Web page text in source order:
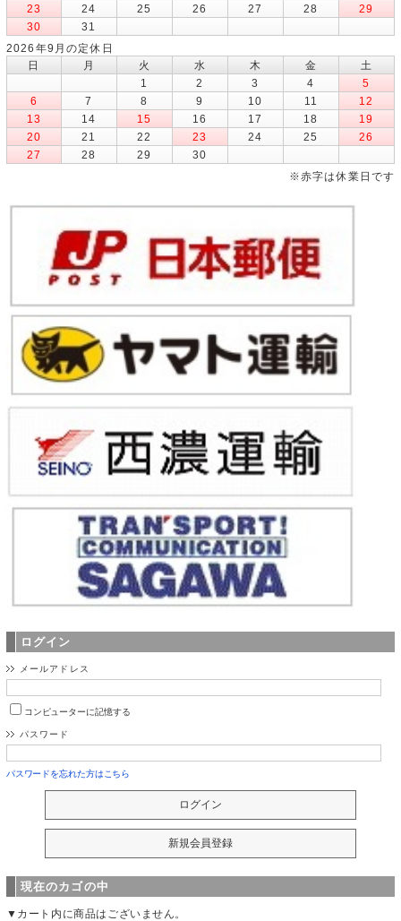
23
24 25 26 27 28
29
30
31
2026年9月の定休日
日
月 火 水 木 金
土
1
2 3 4
5
6
7 8 9 10 11
12
13
14 15 16 17 18
19
20
21 22 23 24 25
26
27
28 29
30
※赤字は休業日です
ログイン
メールアドレス
コンピューターに記憶する
パスワード
パスワードを忘れた方はこちら
現在のカゴの中
▼カート内に商品はございません。